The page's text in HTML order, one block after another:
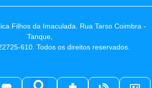
Filhos da Imaculada. Rua Tarso Coimbra -
Tanque,
610. Todos os direitos reservados.